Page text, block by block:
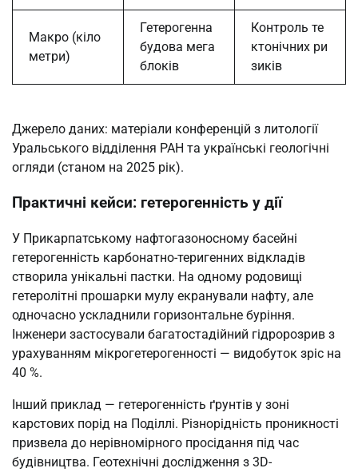
Макро (кіло
метри)
Гетерогенна
будова мега
блоків
Контроль те
ктонічних ри
зиків
Джерело даних: матеріали конференцій з литології
Уральського відділення РАН та українські геологічні
огляди (станом на 2025 рік).
Практичні кейси: гетерогенність у дії
У Прикарпатському нафтогазоносному басейні
гетерогенність карбонатно-теригенних відкладів
створила унікальні пастки. На одному родовищі
гетеролітні прошарки мулу екранували нафту, але
одночасно ускладнили горизонтальне буріння.
Інженери застосували багатостадійний гідророзрив з
урахуванням мікрогетерогенності — видобуток зріс на
40 %.
Інший приклад — гетерогенність ґрунтів у зоні
карстових порід на Поділлі. Різнорідність проникності
призвела до нерівномірного просідання під час
будівництва. Геотехнічні дослідження з 3D-